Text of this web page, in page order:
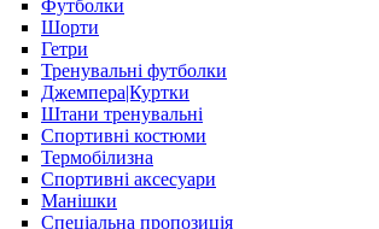
Футболки
Шорти
Гетри
Тренувальні футболки
Джемпера|Куртки
Штани тренувальні
Спортивні костюми
Термобілизна
Спортивні аксесуари
Манішки
Спеціальна пропозиція